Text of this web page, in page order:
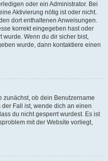
oder ein Administrator. Bei
Aktivierung nötig ist oder nicht.
dort enthaltenen Anweisungen.
korrekt eingegeben hast oder
wurde. Wenn du dir sicher bist,
wurde, dann kontaktiere einen
zunächst, ob dein Benutzername
Fall ist, wende dich an einen
du nicht gesperrt wurdest. Es ist
mit der Website vorliegt,